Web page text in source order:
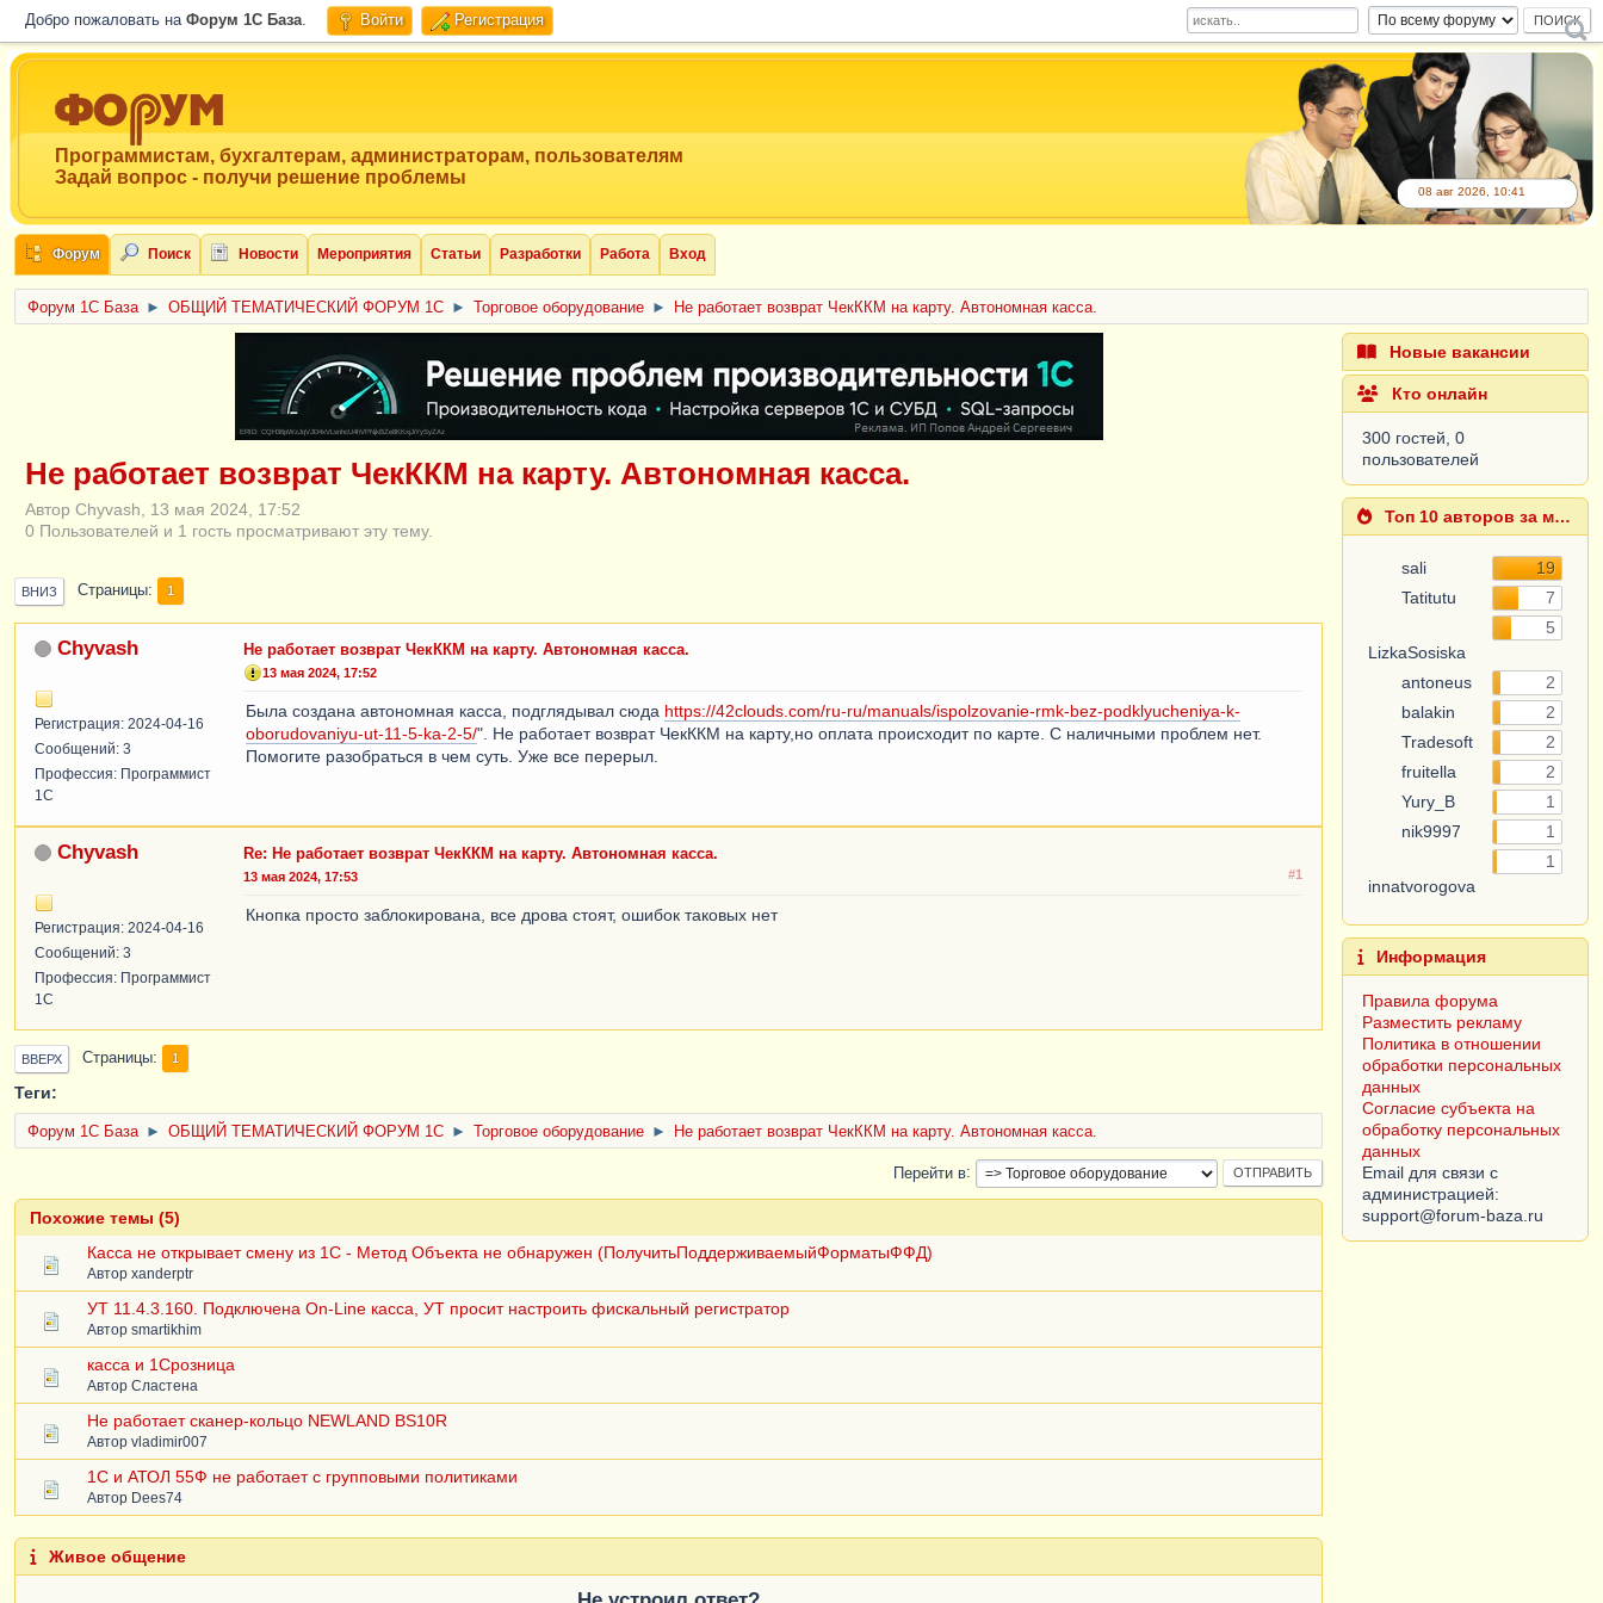
Добро пожаловать на Форум 1C База. Войти Регистрация
Программистам, бухгалтерам, администраторам, пользователям
Задай вопрос - получи решение проблемы
08 авг 2026, 10:41
Форум Поиск Новости Мероприятия Статьи Разработки Работа Вход
Форум 1C База ► ОБЩИЙ ТЕМАТИЧЕСКИЙ ФОРУМ 1С ► Торговое оборудование ► Не работает возврат ЧекККМ на карту. Автономная касса.
ERID: CQH36pWzJqVJD4xVLsnhcU4hVPNjkBZe8KKxjJiYySyZAz
Не работает возврат ЧекККМ на карту. Автономная касса.
Автор Chyvash, 13 мая 2024, 17:52
0 Пользователей и 1 гость просматривают эту тему.
ВНИЗ Страницы 1
Chyvash
Регистрация: 2024-04-16
Сообщений: 3
Профессия: Программист
1С
Не работает возврат ЧекККМ на карту. Автономная касса.
13 мая 2024, 17:52
Была создана автономная касса, подглядывал сюда https://42clouds.com/ru-ru/manuals/ispolzovanie-rmk-bez-podklyucheniya-k-
oborudovaniyu-ut-11-5-ka-2-5/". Не работает возврат ЧекККМ на карту,но оплата происходит по карте. С наличными проблем нет.
Помогите разобраться в чем суть. Уже все перерыл.
Chyvash
Регистрация: 2024-04-16
Сообщений: 3
Профессия: Программист
1С
Re: Не работает возврат ЧекККМ на карту. Автономная касса.
#1
13 мая 2024, 17:53
Кнопка просто заблокирована, все дрова стоят, ошибок таковых нет
ВВЕРХ Страницы 1
Теги:
Форум 1C База ► ОБЩИЙ ТЕМАТИЧЕСКИЙ ФОРУМ 1С ► Торговое оборудование ► Не работает возврат ЧекККМ на карту. Автономная касса.
Перейти в
Похожие темы (5)
Касса не открывает смену из 1С - Метод Объекта не обнаружен (ПолучитьПоддерживаемыйФорматыФФД)
Автор xanderptr
УТ 11.4.3.160. Подключена On-Line касса, УТ просит настроить фискальный регистратор
Автор smartikhim
касса и 1Срозница
Автор Сластена
Не работает сканер-кольцо NEWLAND BS10R
Автор vladimir007
1С и АТОЛ 55Ф не работает с групповыми политиками
Автор Dees74
Живое общение
Новые вакансии
Кто онлайн
300 гостей, 0
пользователей
Топ 10 авторов за месяц
sali
19
Tatitutu
7
LizkaSosiska
5
antoneus
2
balakin
2
Tradesoft
2
fruitella
2
Yury_B
1
nik9997
1
innatvorogova
1
Информация
Правила форума
Разместить рекламу
Политика в отношении
обработки персональных
данных
Согласие субъекта на
обработку персональных
данных
Email для связи с
администрацией: